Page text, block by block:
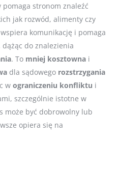
stronom znaleźć
jak rozwód, alimenty czy
wspiera komunikację i pomaga
do znalezienia
. To mniej kosztowna i
dla sądowego rozstrzygania
w ograniczeniu konfliktu i
szczególnie istotne w
może być dobrowolny lub
opiera się na